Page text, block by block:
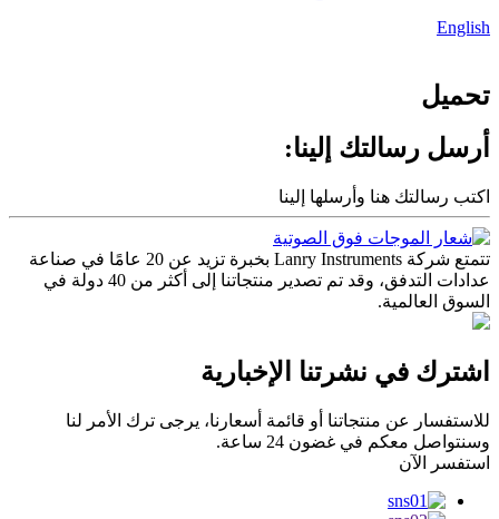
English
تحميل
أرسل رسالتك إلينا:
اكتب رسالتك هنا وأرسلها إلينا
تتمتع شركة Lanry Instruments بخبرة تزيد عن 20 عامًا في صناعة
عدادات التدفق، وقد تم تصدير منتجاتنا إلى أكثر من 40 دولة في
السوق العالمية.
اشترك في نشرتنا الإخبارية
للاستفسار عن منتجاتنا أو قائمة أسعارنا، يرجى ترك الأمر لنا
وسنتواصل معكم في غضون 24 ساعة.
استفسر الآن